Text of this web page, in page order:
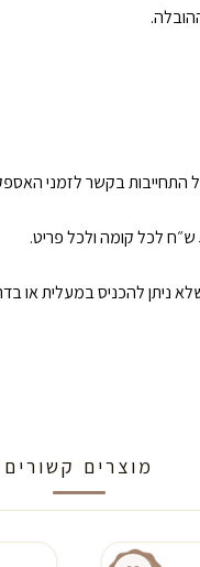
בקשר לזמני
ניתן להכניס במעלית או
מוצרים קשורים